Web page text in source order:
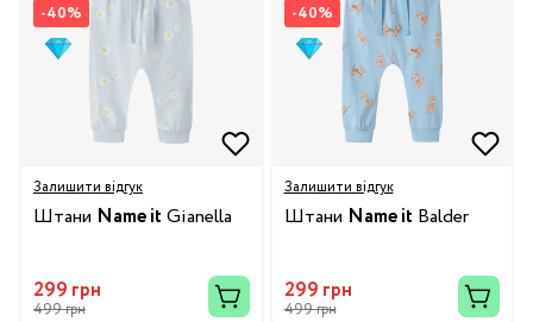
-40%
Залишити відгук
Штани Name it Gianella
299 грн
499 грн
-40%
Залишити відгук
Штани Name it Balder
299 грн
499 грн